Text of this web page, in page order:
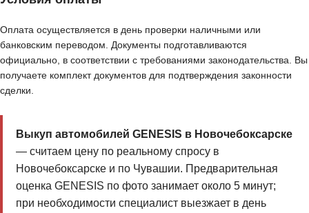
Оплата осуществляется в день проверки наличными или
банковским переводом. Документы подготавливаются
официально, в соответствии с требованиями законодательства. Вы
получаете комплект документов для подтверждения законности
сделки.
Выкуп автомобилей GENESIS в Новочебоксарске
— считаем цену по реальному спросу в
Новочебоксарске и по Чувашии. Предварительная
оценка GENESIS по фото занимает около 5 минут;
при необходимости специалист выезжает в день